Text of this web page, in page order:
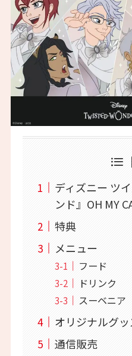
ディズニー ツ
ンド』OH MY
特典
メニュー
フード
ドリンク
スーベニア
オリジナルグッ
通信販売